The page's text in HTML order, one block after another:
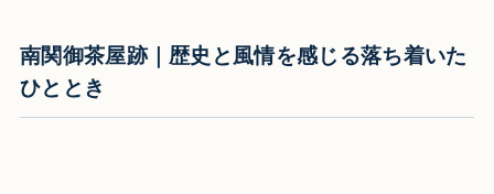
南関御茶屋跡｜歴史と風情を感じる落ち着いた
ひととき